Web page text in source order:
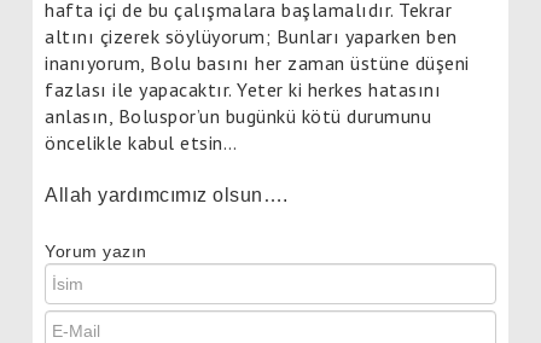
hafta içi de bu çalışmalara başlamalıdır. Tekrar
altını çizerek söylüyorum; Bunları yaparken ben
inanıyorum, Bolu basını her zaman üstüne düşeni
fazlası ile yapacaktır. Yeter ki herkes hatasını
anlasın, Boluspor’un bugünkü kötü durumunu
öncelikle kabul etsin…
Allah yardımcımız olsun….
Yorum yazın